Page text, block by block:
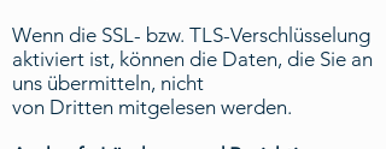
Wenn die SSL- bzw. TLS-Verschlüsselung
aktiviert ist, können die Daten, die Sie an
uns übermitteln, nicht
von Dritten mitgelesen werden.